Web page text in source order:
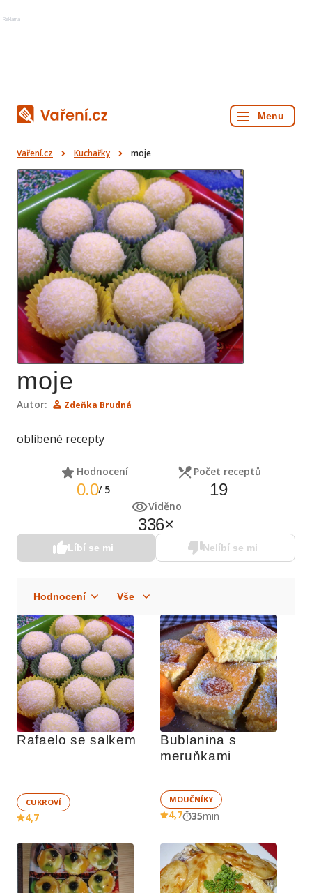
Reklama
Vaření.cz Kuchařky moje
moje
Autor: Zdeňka Brudná
oblíbené recepty
Hodnocení
0.0/ 5
Počet receptů
19
Viděno
336×
Líbí se mi Nelíbí se mi
Rafaelo se salkem
CUKROVÍ
4,7
Bublanina s
meruňkami
MOUČNÍKY
4,7 35min